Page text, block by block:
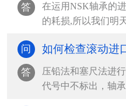
答
在运用NSK轴承的
的耗损,所以我们明
问 如何检查滚动进
答
压铅法和塞尺法进
代号中不标出，轴